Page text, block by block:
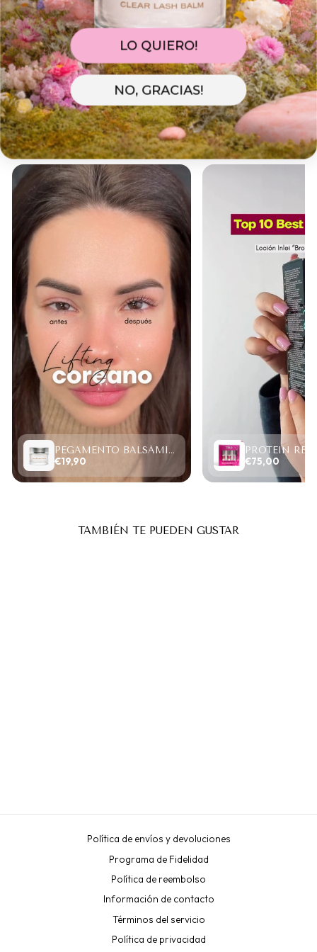
Realiza tu pedido
hasta 17:00h
07/08
10/08
Te llegará con
Tarifa Estándar
11/08 - 13/08
PEGAMENTO BALSÁMICO CLEAR LASH 15ML
€19,90 €75,00
TAMBIÉN TE PUEDEN GUSTAR
Política de envíos y devoluciones
Programa de Fidelidad
Política de reembolso
Información de contacto
Términos del servicio
Política de privacidad
LO QUIERO!
NO, GRACIAS!